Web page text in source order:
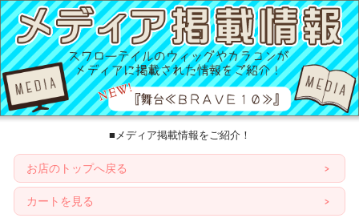
■メディア掲載情報をご紹介！
お店のトップへ戻る
カートを見る